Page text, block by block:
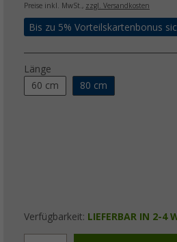
Preise inkl. MwSt., zzgl. Versandkosten
Bis zu 5% Vorteilskartenbonus
Länge
60 cm
80 cm
Verfügbarkeit: LIEFERBAR IN 2-4